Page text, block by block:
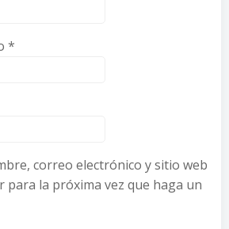
*
correo electrónico y sitio web
para la próxima vez que haga un